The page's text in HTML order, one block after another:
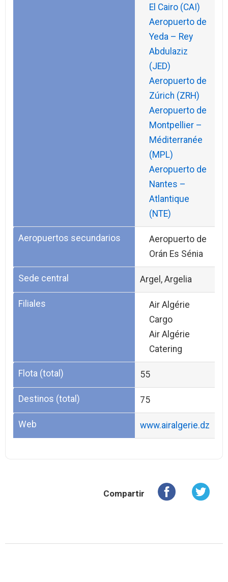
El Cairo (CAI)
Aeropuerto de
Yeda – Rey
Abdulaziz
(JED)
Aeropuerto de
Zúrich (ZRH)
Aeropuerto de
Montpellier –
Méditerranée
(MPL)
Aeropuerto de
Nantes –
Atlantique
(NTE)
Aeropuertos secundarios
Aeropuerto de
Orán Es Sénia
Sede central Argel, Argelia
Filiales
Air Algérie
Cargo
Air Algérie
Catering
Flota (total) 55
Destinos (total) 75
Web www.airalgerie.dz
Compartir